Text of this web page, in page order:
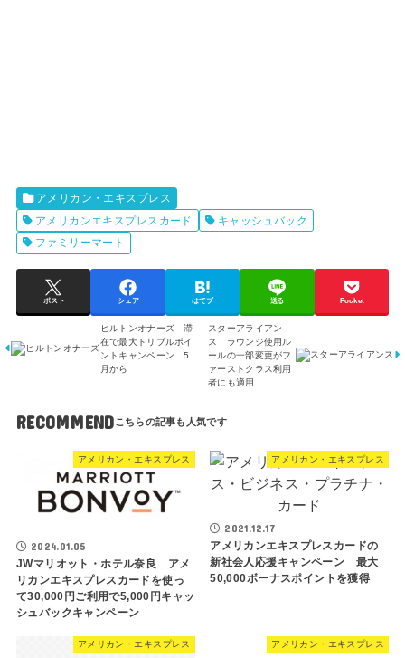
アメリカン・エキスプレス
アメリカンエキスプレスカード
キャッシュバック
ファミリーマート
ポスト シェア はてブ 送る Pocket
ヒルトンオナーズ 滞
在で最大トリプルポイ
ントキャンペーン 5
月から
スターアライアン
ス ラウンジ使用ル
ールの一部変更がフ
ァーストクラス利用
者にも適用
RECOMMEND
アメリカン・エキスプレス
2024.01.05
JWマリオット・ホテル奈良 アメ
リカンエキスプレスカードを使っ
て30,000円ご利用で5,000円キャッ
シュバックキャンペーン
アメリカン・エキスプレス
2021.12.17
アメリカンエキスプレスカードの
新社会人応援キャンペーン 最大
50,000ボーナスポイントを獲得
アメリカン・エキスプレス アメリカン・エキスプレス